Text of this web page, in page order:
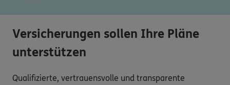
Versicherungen sollen Ihre Pläne
unterstützen
Qualifizierte, vertrauensvolle und transparente